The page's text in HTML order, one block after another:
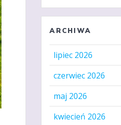
ARCHIWA
lipiec 2026
czerwiec 2026
maj 2026
kwiecień 2026